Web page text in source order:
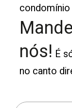
nós! É
no canto